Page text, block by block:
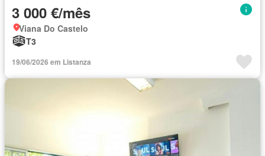
3 000 €/mês
Viana Do Castelo
T3
19/06/2026 em Listanza